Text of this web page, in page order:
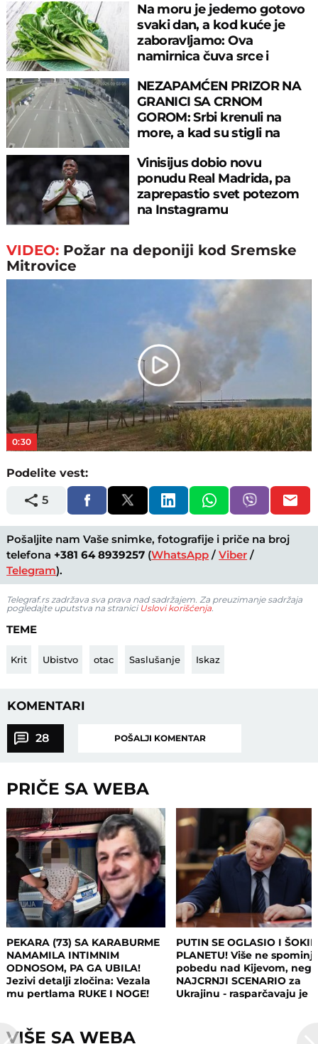
Na moru je jedemo gotovo
svaki dan, a kod kuće je
zaboravljamo: Ova
namirnica čuva srce i
NEZAPAMĆEN PRIZOR NA
GRANICI SA CRNOM
GOROM: Srbi krenuli na
more, a kad su stigli na
Vinisijus dobio novu
ponudu Real Madrida, pa
zaprepastio svet potezom
na Instagramu
VIDEO: Požar na deponiji kod Sremske
Mitrovice
Play
Video
0:30
Podelite vest:
5
Pošaljite nam Vaše snimke, fotografije i priče na broj
telefona +381 64 8939257 (WhatsApp /Viber /
Telegram).
Telegraf.rs zadržava sva prava nad sadržajem. Za preuzimanje sadržaja
pogledajte uputstva na stranici Uslovi korišćenja.
TEME
Krit Ubistvo otac Saslušanje Iskaz
KOMENTARI
28 POŠALJI KOMENTAR
PRIČE SA WEBA
PEKARA (73) SA KARABURME
NAMAMILA INTIMNIM
ODNOSOM, PA GA UBILA!
Jezivi detalji zločina: Vezala
mu pertlama RUKE I NOGE!
PUTIN SE OGLASIO I
PLANETU! Više ne
pobedu nad Kijevom, nego
NAJCRNJI SCENARIO za
Ukrajinu - rasparčavaju je
VIŠE SA WEBA